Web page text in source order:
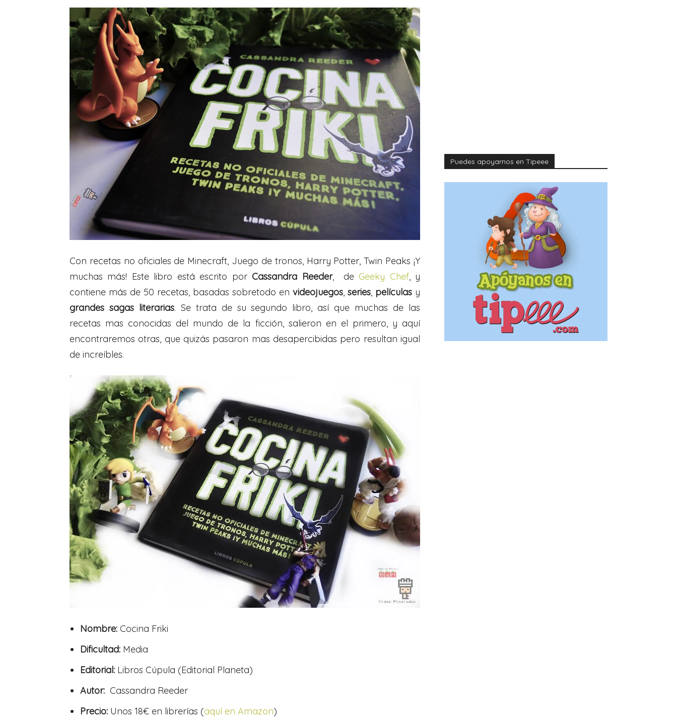
Con recetas no oficiales de Minecraft, Juego de tronos, Harry Potter, Twin Peaks ¡Y
muchas más! Este libro está escrito por Cassandra Reeder, de Geeky Chef, y
contiene más de 50 recetas, basadas sobretodo en videojuegos, series, películas y
grandes sagas literarias. Se trata de su segundo libro, así que muchas de las
recetas mas conocidas del mundo de la ficción, salieron en el primero, y aquí
encontraremos otras, que quizás pasaron mas desapercibidas pero resultan igual
de increíbles.
Nombre: Cocina Friki
Dificultad: Media
Editorial: Libros Cúpula (Editorial Planeta)
Autor: Cassandra Reeder
Precio: Unos 18€ en librerías (aquí en Amazon)
Puedes apoyarnos en Tipeee